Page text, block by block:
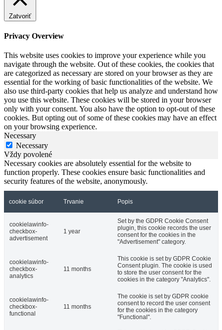
Zatvoriť
Privacy Overview
This website uses cookies to improve your experience while you
navigate through the website. Out of these cookies, the cookies that
are categorized as necessary are stored on your browser as they are
essential for the working of basic functionalities of the website. We
also use third-party cookies that help us analyze and understand how
you use this website. These cookies will be stored in your browser
only with your consent. You also have the option to opt-out of these
cookies. But opting out of some of these cookies may have an effect
on your browsing experience.
Necessary
Necessary
Vždy povolené
Necessary cookies are absolutely essential for the website to
function properly. These cookies ensure basic functionalities and
security features of the website, anonymously.
cookie súbor Trvanie Popis
cookielawinfo-
checkbox-
advertisement
1 year
Set by the GDPR Cookie Consent
plugin, this cookie records the user
consent for the cookies in the
"Advertisement" category.
cookielawinfo-
checkbox-
analytics
11 months
This cookie is set by GDPR Cookie
Consent plugin. The cookie is used
to store the user consent for the
cookies in the category "Analytics".
cookielawinfo-
checkbox-
functional
11 months
The cookie is set by GDPR cookie
consent to record the user consent
for the cookies in the category
"Functional".